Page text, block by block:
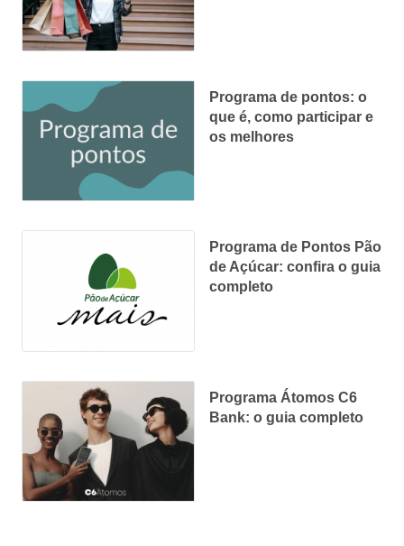
Programa de pontos: o
que é, como participar e
os melhores
Programa de Pontos Pão
de Açúcar: confira o guia
completo
Programa Átomos C6
Bank: o guia completo